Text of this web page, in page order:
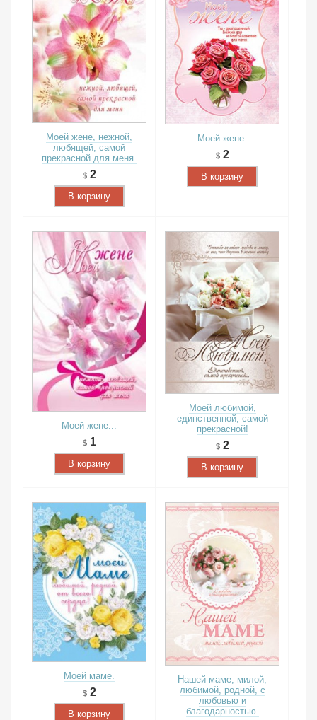
Моей жене, нежной,
любящей, самой
прекрасной для меня.
2
В корзину
Моей жене.
2
В корзину
Моей жене...
1
В корзину
Моей любимой,
единственной, самой
прекрасной!
2
В корзину
Моей маме.
2
В корзину
Нашей маме, милой,
любимой, родной, с
любовью и
благодарностью.